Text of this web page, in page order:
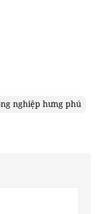
nghiệp hưng phú